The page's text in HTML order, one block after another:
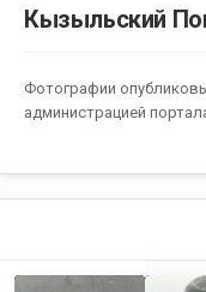
Кызыльский
Фотографии
администрацией